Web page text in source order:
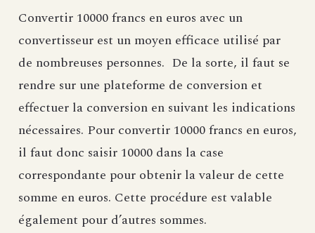
Convertir 10000 francs en euros avec un
convertisseur est un moyen efficace utilisé par
de nombreuses personnes. De la sorte, il faut se
rendre sur une plateforme de conversion et
effectuer la conversion en suivant les indications
nécessaires. Pour convertir 10000 francs en euros,
il faut donc saisir 10000 dans la case
correspondante pour obtenir la valeur de cette
somme en euros. Cette procédure est valable
également pour d’autres sommes.